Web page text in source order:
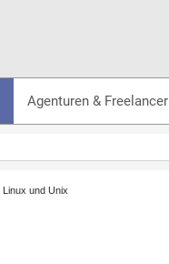
Agenturen & Freelancer
Linux und Unix